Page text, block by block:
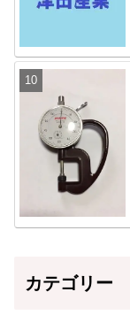
カテゴリー